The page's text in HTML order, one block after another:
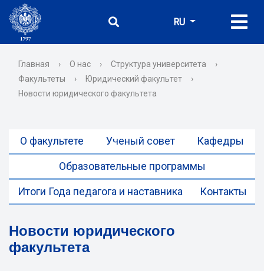
RU
Главная › О нас › Структура университета
›
Факультеты
› Юридический факультет
›
Новости юридического факультета
О факультете Ученый совет Кафедры
Образовательные программы
Итоги Года педагога и наставника Контакты
Новости юридического
факультета